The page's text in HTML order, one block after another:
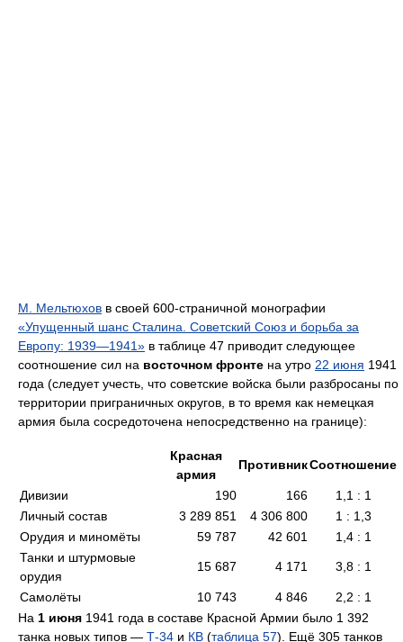
М. Мельтюхов в своей 600-страничной монографии
«Упущенный шанс Сталина. Советский Союз и борьба за
Европу: 1939—1941» в таблице 47 приводит следующее
соотношение сил на восточном фронте на утро 22 июня 1941
года (следует учесть, что советские войска были разбросаны по
территории приграничных округов, в то время как немецкая
армия была сосредоточена непосредственно на границе):
Красная
армия
ПротивникСоотношение
Дивизии 190 166
1,1 : 1
Личный состав
3 289 851 4 306 800
1 : 1,3
Орудия и миномёты
59 787 42 601
1,4 : 1
Танки и штурмовые
орудия
15 687 4 171 3,8 : 1
Самолёты 10 743 4 846
2,2 : 1
На 1 июня 1941 года в составе Красной Армии было 1 392
танка новых типов — Т-34 и КВ (таблица 57). Ещё 305 танков